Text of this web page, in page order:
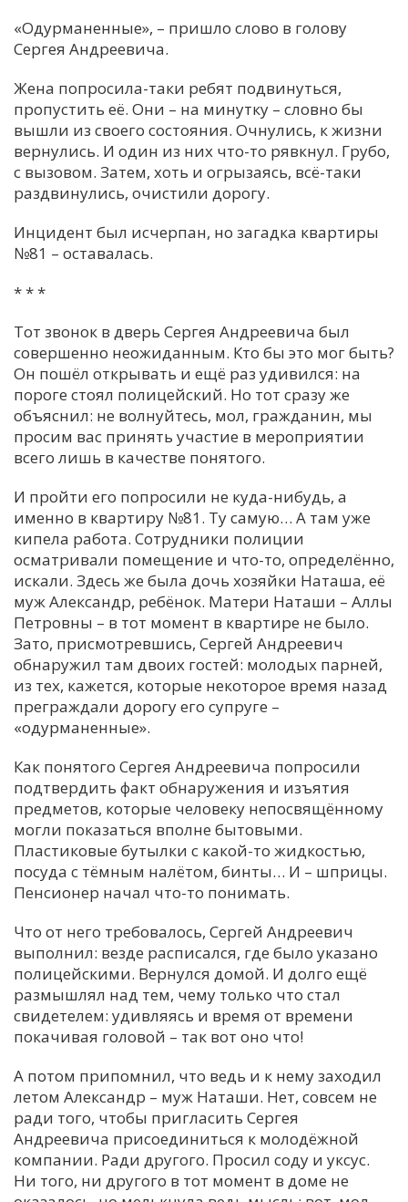
«Одурманенные», – пришло слово в голову
Сергея Андреевича.
Жена попросила-таки ребят подвинуться,
пропустить её. Они – на минутку – словно бы
вышли из своего состояния. Очнулись, к жизни
вернулись. И один из них что-то рявкнул. Грубо,
с вызовом. Затем, хоть и огрызаясь, всё-таки
раздвинулись, очистили дорогу.
Инцидент был исчерпан, но загадка квартиры
№81 – оставалась.
* * *
Тот звонок в дверь Сергея Андреевича был
совершенно неожиданным. Кто бы это мог быть?
Он пошёл открывать и ещё раз удивился: на
пороге стоял полицейский. Но тот сразу же
объяснил: не волнуйтесь, мол, гражданин, мы
просим вас принять участие в мероприятии
всего лишь в качестве понятого.
И пройти его попросили не куда-нибудь, а
именно в квартиру №81. Ту самую… А там уже
кипела работа. Сотрудники полиции
осматривали помещение и что-то, определённо,
искали. Здесь же была дочь хозяйки Наташа, её
муж Александр, ребёнок. Матери Наташи – Аллы
Петровны – в тот момент в квартире не было.
Зато, присмотревшись, Сергей Андреевич
обнаружил там двоих гостей: молодых парней,
из тех, кажется, которые некоторое время назад
преграждали дорогу его супруге –
«одурманенные».
Как понятого Сергея Андреевича попросили
подтвердить факт обнаружения и изъятия
предметов, которые человеку непосвящённому
могли показаться вполне бытовыми.
Пластиковые бутылки с какой-то жидкостью,
посуда с тёмным налётом, бинты… И – шприцы.
Пенсионер начал что-то понимать.
Что от него требовалось, Сергей Андреевич
выполнил: везде расписался, где было указано
полицейскими. Вернулся домой. И долго ещё
размышлял над тем, чему только что стал
свидетелем: удивляясь и время от времени
покачивая головой – так вот оно что!
А потом припомнил, что ведь и к нему заходил
летом Александр – муж Наташи. Нет, совсем не
ради того, чтобы пригласить Сергея
Андреевича присоединиться к молодёжной
компании. Ради другого. Просил соду и уксус.
Ни того, ни другого в тот момент в доме не